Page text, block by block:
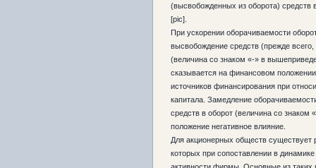
(высвобожденных из оборота) средств
[pic].
При ускорении оборачиваемости
высвобождение средств (прежде
(величина со знаком «-» в
сказывается на финансовом
источников финансирования при
капитала. Замедление
средств в оборот (величина со знаком
положение негативное влияние.
Для акционерных обществ существует
которых при сопоставлении в